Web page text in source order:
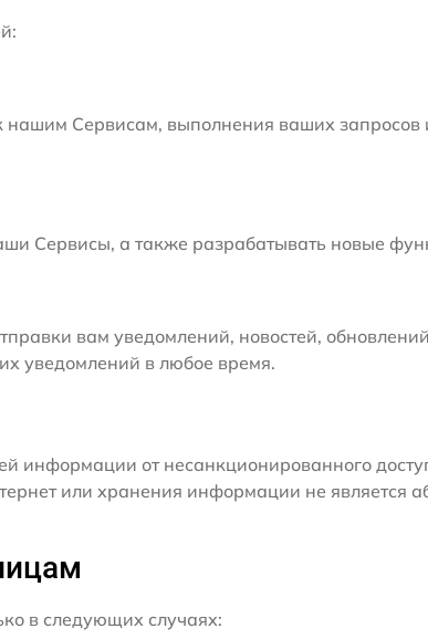
Сервисам, выполнения ваших запросов
Сервисы, а также разрабатывать новые
вам уведомлений, новостей,
уведомлений в любое время.
от несанкционированного
или хранения информации не
в следующих случаях: